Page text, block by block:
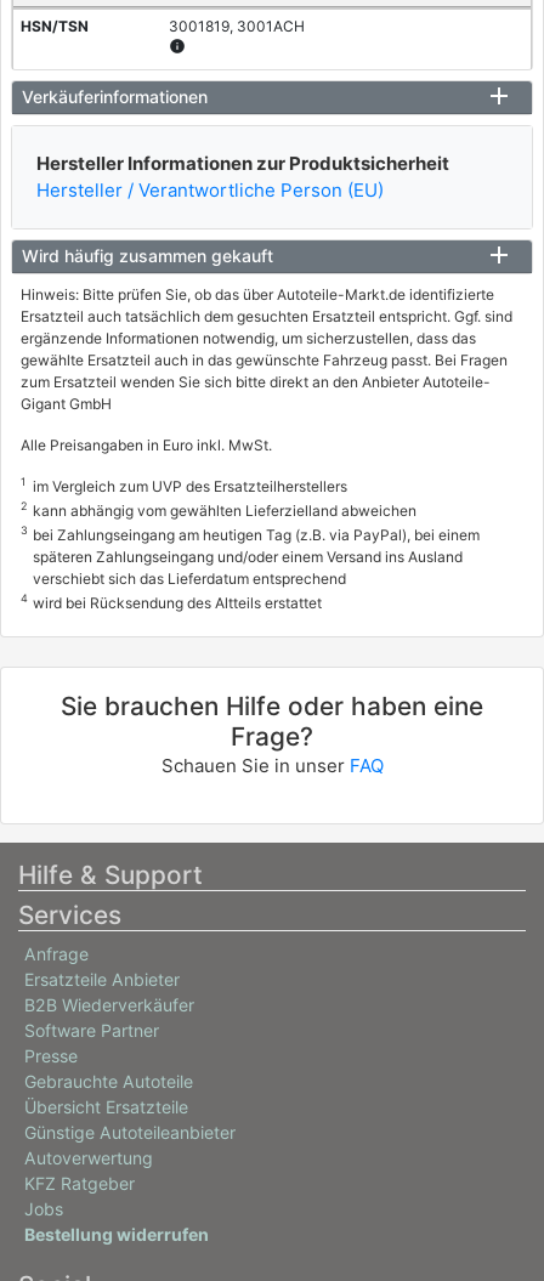
3001819, 3001ACH
info
CITROËN
C2 (JM_)
1.6
80 / 109
07/2003 - 10/2010
3001829, 3001ACI
info
CITROËN
C2 (JM_)
90 / 122
3001822, 3001ADB
info
CITROËN
C3 I (FC_, FN_)
12/2003 - heute
3001791
info
CITROËN
1.4 16V HDi
3001790, 3001869, 3001ABX
C3 I (FC_, FN_)
1.4 HDi
3001789, 3001AAQ
Verkäuferinformationen
Hersteller Informationen zur Produktsicherheit
Hersteller / Verantwortliche Person (EU)
Wird häufig zusammen gekauft
Hinweis: Bitte prüfen Sie, ob das über Autoteile-Markt.de identifizierte
Ersatzteil auch tatsächlich dem gesuchten Ersatzteil entspricht. Ggf. sind
ergänzende Informationen notwendig, um sicherzustellen, dass das
gewählte Ersatzteil auch in das gewünschte Fahrzeug passt. Bei Fragen
zum Ersatzteil wenden Sie sich bitte direkt an den Anbieter Autoteile-
Gigant GmbH
Alle Preisangaben in Euro inkl. MwSt.
1 im Vergleich zum UVP des Ersatzteilherstellers
2 kann abhängig vom gewählten Lieferzielland abweichen
3 bei Zahlungseingang am heutigen Tag (z.B. via PayPal), bei einem
späteren Zahlungseingang und/oder einem Versand ins Ausland
verschiebt sich das Lieferdatum entsprechend
4 wird bei Rücksendung des Altteils erstattet
Sie brauchen Hilfe oder haben eine
Frage?
Schauen Sie in unser FAQ
Hilfe & Support
Services
Anfrage
Ersatzteile Anbieter
B2B Wiederverkäufer
Software Partner
Presse
Gebrauchte Autoteile
Übersicht Ersatzteile
Günstige Autoteileanbieter
Autoverwertung
KFZ Ratgeber
Jobs
Bestellung widerrufen